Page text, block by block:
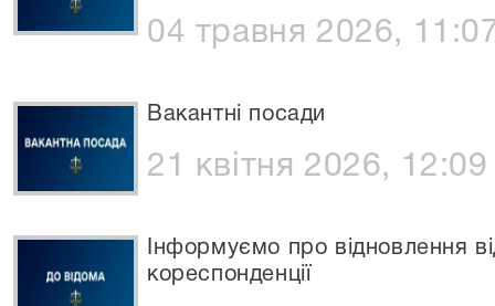
04 травня 2026,
Вакантні посади
21 квітня 2026, 12:09
Інформуємо про відновлення
кореспонденції